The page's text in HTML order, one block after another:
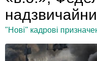
"Нові" кадрові